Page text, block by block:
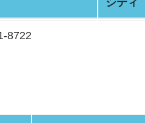
シティ
8722